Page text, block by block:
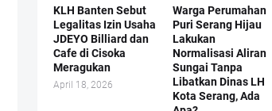
KLH Banten Sebut
Legalitas Izin Usaha
JDEYO Billiard dan
Cafe di Cisoka
Meragukan
April 18, 2026
Warga Perumahan
Puri Serang Hijau
Lakukan
Normalisasi Aliran
Sungai Tanpa
Libatkan Dinas LH
Kota Serang, Ada